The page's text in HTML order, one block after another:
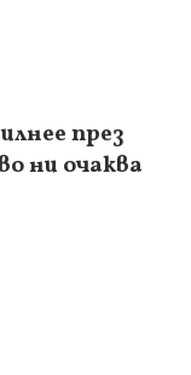
през
ни очаква